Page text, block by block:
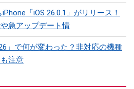
「iOS 26.0.1」がリリース！
急アップデート情
」で何が変わった？非対応の機種
注意